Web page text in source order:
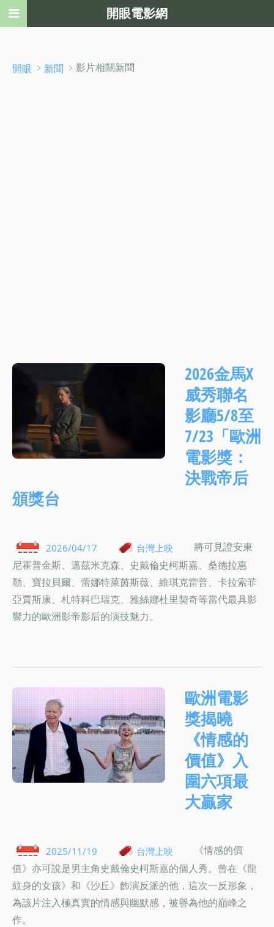
開眼 ﹥ 新聞 ﹥影片相關新聞
2026金馬X
威秀聯名
影廳5/8至
7/23「歐洲
電影獎：
決戰帝后
頒獎台
2026/04/17 台灣上映
將可見證安東
尼霍普金斯、邁茲米克森、史戴倫史柯斯嘉、桑德拉惠
勒、寶拉貝爾、蕾娜特萊茵斯薇、維琪克雷普、卡拉索菲
亞賈斯康、札特科巴瑞克、雅絲娜杜里契奇等當代最具影
響力的歐洲影帝影后的演技魅力。
歐洲電影
獎揭曉
《情感的
價值》入
圍六項最
大贏家
2025/11/19 台灣上映
《情感的價
值》亦可說是男主角史戴倫史柯斯嘉的個人秀。曾在《龍
紋身的女孩》和《沙丘》飾演反派的他，這次一反形象，
為該片注入極真實的情感與幽默感，被譽為他的巔峰之
作。
開眼電影網